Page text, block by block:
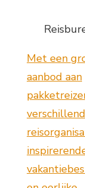
Met een
aanbod aan